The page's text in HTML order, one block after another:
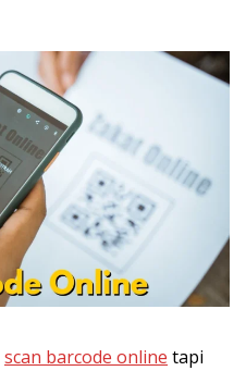
scan barcode online tapi